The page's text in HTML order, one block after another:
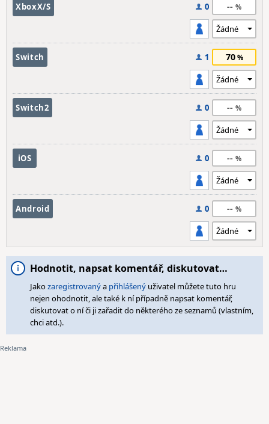
XboxX/S 0 --
Switch 1 70
Switch2 0 --
iOS 0 --
Android 0 --
Hodnotit, napsat komentář, diskutovat…
Jakozaregistrovanýa přihlášený uživatel můžete tuto hru
nejen ohodnotit, ale také k ní případně napsat komentář,
diskutovat o ní či ji zařadit do některého ze seznamů (vlastním,
chci atd.).